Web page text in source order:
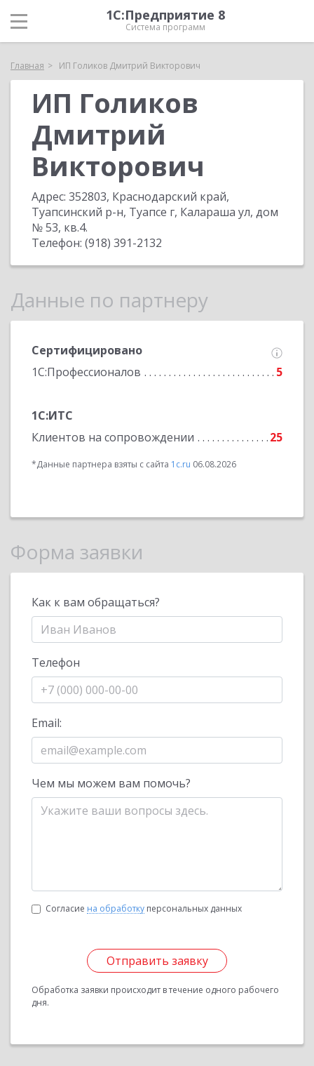
1С:Предприятие 8
Система программ
Главная ИП Голиков Дмитрий Викторович
ИП Голиков
Дмитрий
Викторович
Адрес: 352803, Краснодарский край,
Туапсинский р-н, Туапсе г, Калараша ул, дом
№ 53, кв.4.
Телефон: (918) 391-2132
Данные по партнеру
Сертифицировано
1С:Профессионалов
5
1С:ИТС
Клиентов на сопровождении
25
*Данные партнера взяты с сайта 1c.ru 06.08.2026
Форма заявки
Как к вам обращаться?
Телефон
Email:
Чем мы можем вам помочь?
Согласие на обработку персональных данных
Отправить заявку
Обработка заявки происходит в течение одного рабочего
дня.